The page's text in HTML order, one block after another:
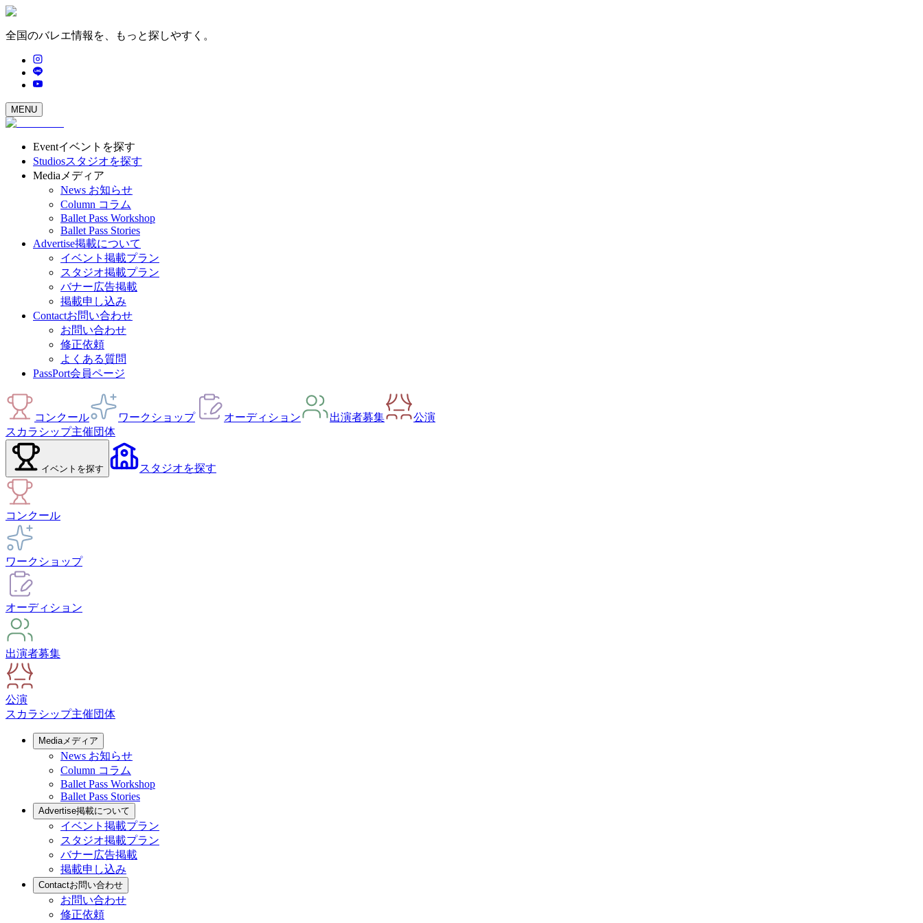
全国のバレエ情報を、もっと探しやすく。
MENU
Eventイベントを探す
Studiosスタジオを探す
Media メディア
News お知らせ
Column コラム
Ballet Pass Workshop
Ballet Pass Stories
Advertise掲載について
イベント掲載プラン
スタジオ掲載プラン
バナー広告掲載
掲載申し込み
Contactお問い合わせ
お問い合わせ
修正依頼
よくある質問
PassPort会員ページ
コンクール ワークショップ オーディション 出演者募集
公演
スカラシップ主催団体
イベント を探す スタジオを探す
コンクール
ワークショップ
オーディション
出演者募集
公演
スカラシップ主催団体
Mediaメディア
News お知らせ
Column コラム
Ballet Pass Workshop
Ballet Pass Stories
Advertise掲載について
イベント掲載プラン
スタジオ掲載プラン
バナー広告掲載
掲載申し込み
Contactお問い合わせ
お問い合わせ
修正依頼